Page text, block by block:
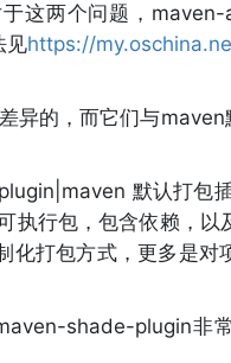
这两个问题，
见https://
异的，而它们与
默认打包
行包，包含依赖，以
打包方式，更多是对
shade-plugin非